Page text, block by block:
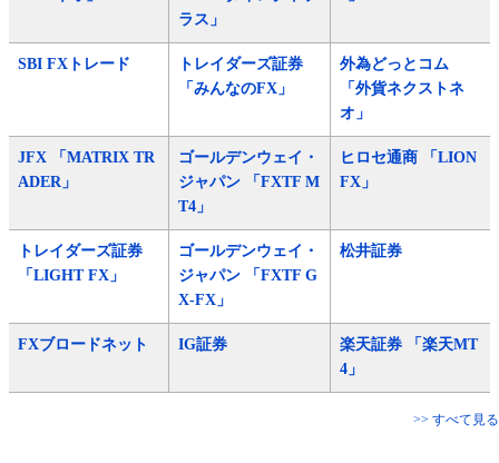
ラス」
SBI FXトレード
トレイダーズ証券
「みんなのFX」
外為どっとコム
「外貨ネクストネ
オ」
JFX 「MATRIX TR
ADER」
ゴールデンウェイ・
ジャパン 「FXTF M
T4」
ヒロセ通商 「LION
FX」
トレイダーズ証券
「LIGHT FX」
ゴールデンウェイ・
ジャパン 「FXTF G
X-FX」
松井証券
FXブロードネット IG証券
楽天証券 「楽天MT
4」
>> すべて見る